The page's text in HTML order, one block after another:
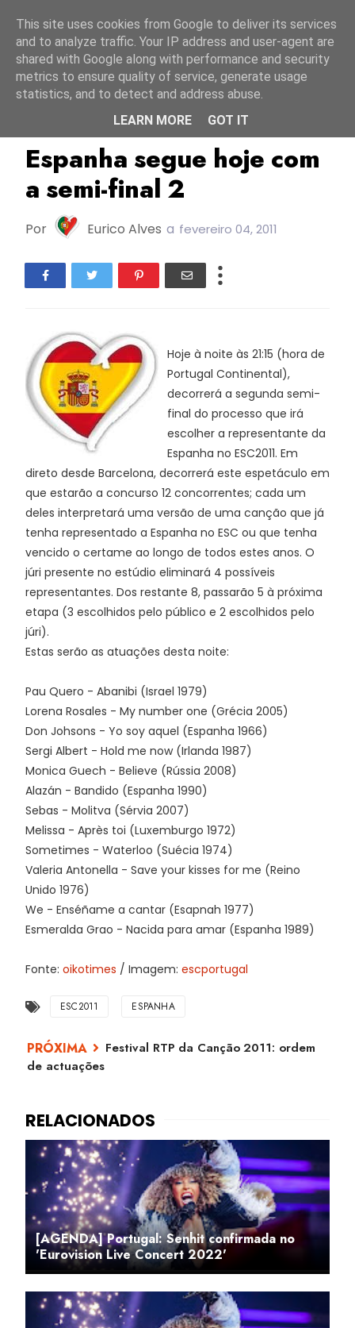
Espanha
Espanha segue hoje com
a semi-final 2
Por Eurico Alves a fevereiro 04, 2011
Hoje à noite às 21:15 (hora de
Portugal Continental),
decorrerá a segunda semi-
final do processo que irá
escolher a representante da
Espanha no ESC2011. Em
direto desde Barcelona, decorrerá este espetáculo em
que estarão a concurso 12 concorrentes; cada um
deles interpretará uma versão de uma canção que já
tenha representado a Espanha no ESC ou que tenha
vencido o certame ao longo de todos estes anos. O
júri presente no estúdio eliminará 4 possíveis
representantes. Dos restante 8, passarão 5 à próxima
etapa (3 escolhidos pelo público e 2 escolhidos pelo
júri).
Estas serão as atuações desta noite:
Pau Quero - Abanibi (Israel 1979)
Lorena Rosales - My number one (Grécia 2005)
Don Johsons - Yo soy aquel (Espanha 1966)
Sergi Albert - Hold me now (Irlanda 1987)
Monica Guech - Believe (Rússia 2008)
Alazán - Bandido (Espanha 1990)
Sebas - Molitva (Sérvia 2007)
Melissa - Après toi (Luxemburgo 1972)
Sometimes - Waterloo (Suécia 1974)
Valeria Antonella - Save your kisses for me (Reino
Unido 1976)
We - Enséñame a cantar (Esapnah 1977)
Esmeralda Grao - Nacida para amar (Espanha 1989)
Fonte: oikotimes / Imagem: escportugal
ESC2011 ESPANHA
Festival RTP da Canção 2011: ordem
de actuações
[AGENDA] Portugal: Senhit confirmada no
'Eurovision Live Concert 2022'
This site uses cookies from Google to deliver its services
and to analyze traffic. Your IP address and user-agent are
shared with Google along with performance and security
metrics to ensure quality of service, generate usage
statistics, and to detect and address abuse.
LEARN MORE
GOT IT